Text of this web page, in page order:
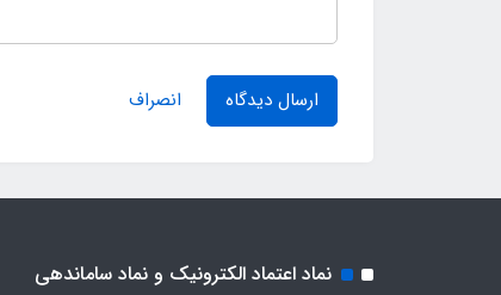
ارسال دیدگاه انصراف
نماد اعتماد الکترونیک و نماد ساماندهی